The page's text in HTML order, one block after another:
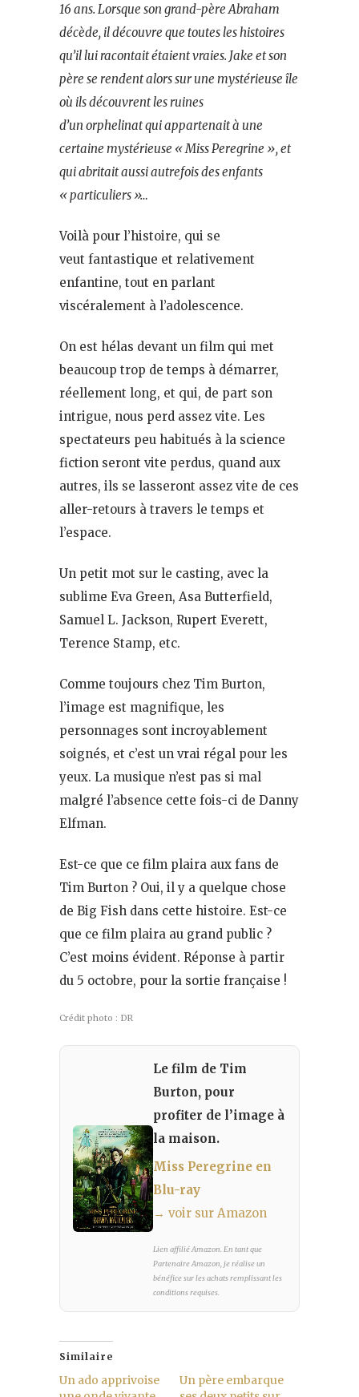
16 ans. Lorsque son grand-père Abraham
décède, il découvre que toutes les histoires
qu’il lui racontait étaient vraies. Jake et son
père se rendent alors sur une mystérieuse île
où ils découvrent les ruines
d’un orphelinat qui appartenait à une
certaine mystérieuse « Miss Peregrine », et
qui abritait aussi autrefois des enfants
« particuliers »…
Voilà pour l’histoire, qui se
veut fantastique et relativement
enfantine, tout en parlant
viscéralement à l’adolescence.
On est hélas devant un film qui met
beaucoup trop de temps à démarrer,
réellement long, et qui, de part son
intrigue, nous perd assez vite. Les
spectateurs peu habitués à la science
fiction seront vite perdus, quand aux
autres, ils se lasseront assez vite de ces
aller-retours à travers le temps et
l’espace.
Un petit mot sur le casting, avec la
sublime Eva Green, Asa Butterfield,
Samuel L. Jackson, Rupert Everett,
Terence Stamp, etc.
Comme toujours chez Tim Burton,
l’image est magnifique, les
personnages sont incroyablement
soignés, et c’est un vrai régal pour les
yeux. La musique n’est pas si mal
malgré l’absence cette fois-ci de Danny
Elfman.
Est-ce que ce film plaira aux fans de
Tim Burton ? Oui, il y a quelque chose
de Big Fish dans cette histoire. Est-ce
que ce film plaira au grand public ?
C’est moins évident. Réponse à partir
du 5 octobre, pour la sortie française !
Crédit photo : DR
Le film de Tim
Burton, pour
profiter de l’image à
la maison.
Miss Peregrine en
Blu-ray
→ voir sur Amazon
Lien affilié Amazon. En tant que
Partenaire Amazon, je réalise un
bénéfice sur les achats remplissant les
conditions requises.
Similaire
Un ado apprivoise
Un père embarque